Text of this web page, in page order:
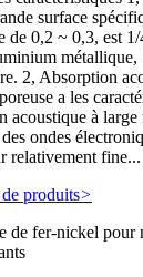
surface
de 0,2 ~ 0,3, est
métallique,
2, Absorption
a les
acoustique à large
ondes
relativement fine...
produits>